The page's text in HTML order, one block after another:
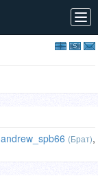
andrew_spb66 (Брат),